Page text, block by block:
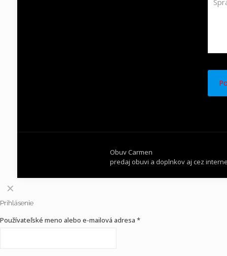
Obuv Carmen
predaj obuvi a doplnkov aj cez
✕
Prihlásenie
Používateľské meno alebo e-mailová adresa *